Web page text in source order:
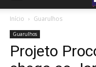
Início Guarulhos
Guarulhos
Projeto